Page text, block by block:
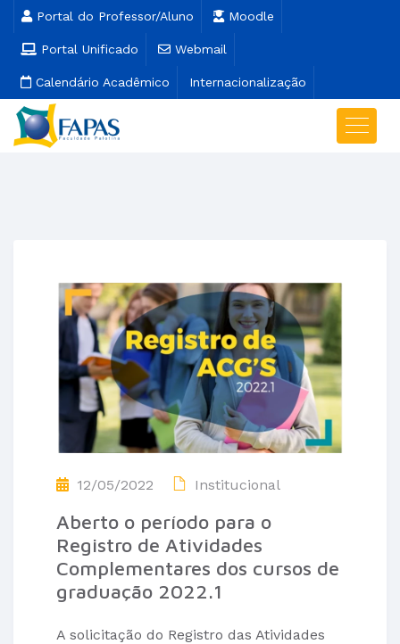
Portal do Professor/Aluno Moodle
Portal Unificado Webmail
Calendário Acadêmico Internacionalização
12/05/2022 Institucional
Aberto o período para o
Registro de Atividades
Complementares dos cursos de
graduação 2022.1
A solicitação do Registro das Atividades